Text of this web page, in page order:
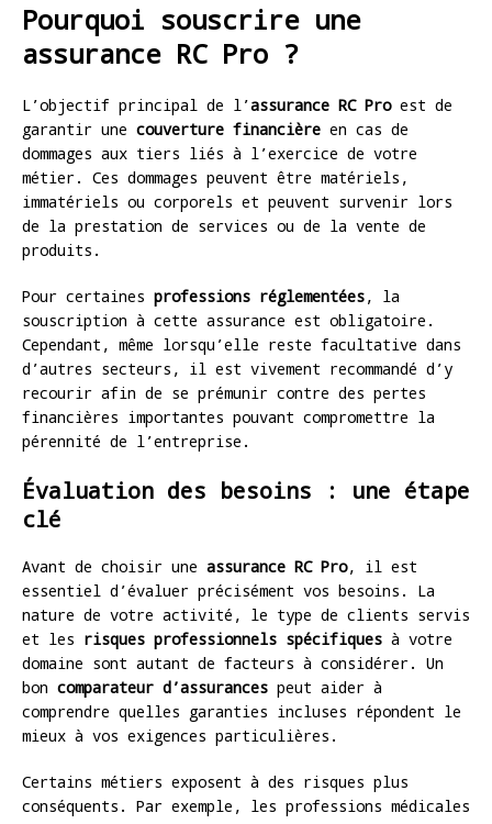
Pourquoi souscrire une
assurance RC Pro ?
L’objectif principal de l’assurance RC Proest de
garantir une couverture financière en cas de
dommages aux tiers liés à l’exercice de votre
métier. Ces dommages peuvent être matériels,
immatériels ou corporels et peuvent survenir lors
de la prestation de services ou de la vente de
produits.
Pour certaines professions réglementées, la
souscription à cette assurance est obligatoire.
Cependant, même lorsqu’elle reste facultative dans
d’autres secteurs, il est vivement recommandé d’y
recourir afin de se prémunir contre des pertes
financières importantes pouvant compromettre la
pérennité de l’entreprise.
Évaluation des besoins : une étape
clé
Avant de choisir une assurance RC Pro, il est
essentiel d’évaluer précisément vos besoins. La
nature de votre activité, le type de clients servis
et les risques professionnels spécifiques à votre
domaine sont autant de facteurs à considérer. Un
bon comparateur d’assurances peut aider à
comprendre quelles garanties incluses répondent le
mieux à vos exigences particulières.
Certains métiers exposent à des risques plus
conséquents. Par exemple, les professions médicales